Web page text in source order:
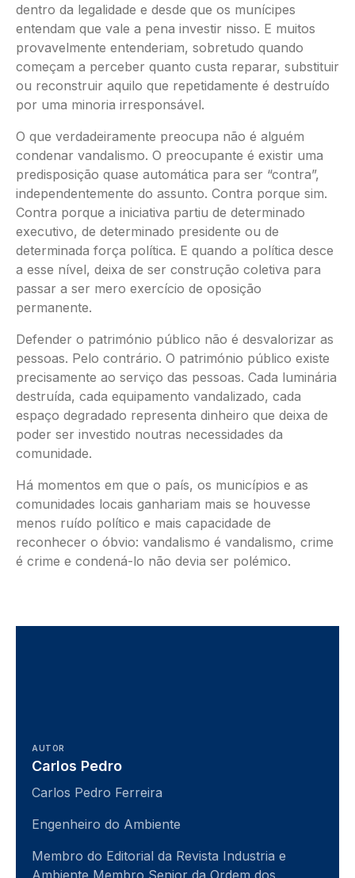
dentro da legalidade e desde que os munícipes
entendam que vale a pena investir nisso. E muitos
provavelmente entenderiam, sobretudo quando
começam a perceber quanto custa reparar, substituir
ou reconstruir aquilo que repetidamente é destruído
por uma minoria irresponsável.
O que verdadeiramente preocupa não é alguém
condenar vandalismo. O preocupante é existir uma
predisposição quase automática para ser “contra”,
independentemente do assunto. Contra porque sim.
Contra porque a iniciativa partiu de determinado
executivo, de determinado presidente ou de
determinada força política. E quando a política desce
a esse nível, deixa de ser construção coletiva para
passar a ser mero exercício de oposição
permanente.
Defender o património público não é desvalorizar as
pessoas. Pelo contrário. O património público existe
precisamente ao serviço das pessoas. Cada luminária
destruída, cada equipamento vandalizado, cada
espaço degradado representa dinheiro que deixa de
poder ser investido noutras necessidades da
comunidade.
Há momentos em que o país, os municípios e as
comunidades locais ganhariam mais se houvesse
menos ruído político e mais capacidade de
reconhecer o óbvio: vandalismo é vandalismo, crime
é crime e condená-lo não devia ser polémico.
AUTOR
Carlos Pedro
Carlos Pedro Ferreira
Engenheiro do Ambiente
Membro do Editorial da Revista Industria e
Ambiente Membro Senior da Ordem dos